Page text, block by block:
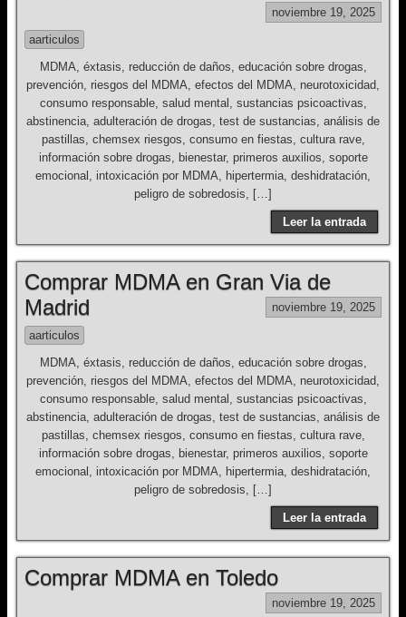
noviembre 19, 2025
aarticulos
MDMA, éxtasis, reducción de daños, educación sobre drogas,
prevención, riesgos del MDMA, efectos del MDMA, neurotoxicidad,
consumo responsable, salud mental, sustancias psicoactivas,
abstinencia, adulteración de drogas, test de sustancias, análisis de
pastillas, chemsex riesgos, consumo en fiestas, cultura rave,
información sobre drogas, bienestar, primeros auxilios, soporte
emocional, intoxicación por MDMA, hipertermia, deshidratación,
peligro de sobredosis, […]
Leer la entrada
Comprar MDMA en Gran Via de
Madrid
noviembre 19, 2025
aarticulos
MDMA, éxtasis, reducción de daños, educación sobre drogas,
prevención, riesgos del MDMA, efectos del MDMA, neurotoxicidad,
consumo responsable, salud mental, sustancias psicoactivas,
abstinencia, adulteración de drogas, test de sustancias, análisis de
pastillas, chemsex riesgos, consumo en fiestas, cultura rave,
información sobre drogas, bienestar, primeros auxilios, soporte
emocional, intoxicación por MDMA, hipertermia, deshidratación,
peligro de sobredosis, […]
Leer la entrada
Comprar MDMA en Toledo
noviembre 19, 2025